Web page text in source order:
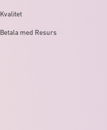
Kvalitet
Betala med Resurs